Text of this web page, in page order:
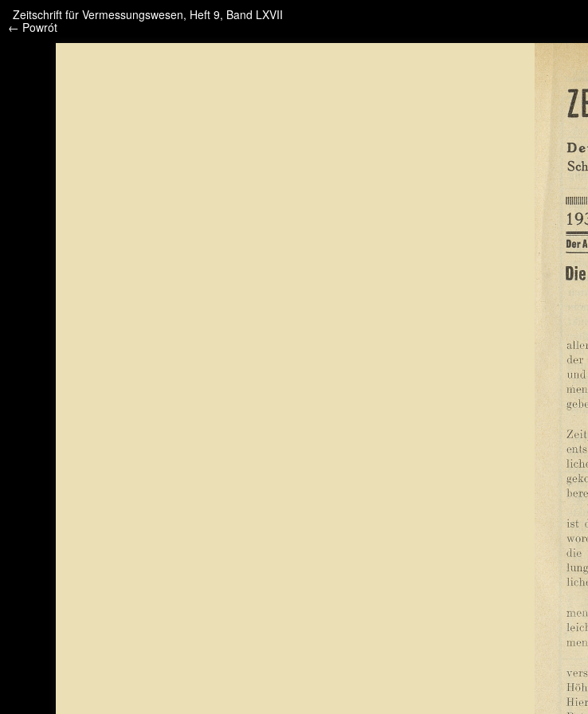
/* */ /* */ /* pliki_strona_po_stronie */
Zeitschrift für Vermessungswesen, Heft 9, Band LXVII
← Powrót